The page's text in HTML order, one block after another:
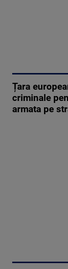
Țara
criminale
armata pe